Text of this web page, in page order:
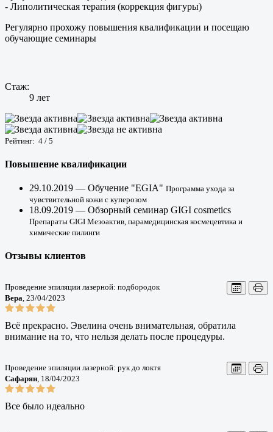
- Липолитическая терапия (коррекция фигуры)
Регулярно прохожу повышения квалификации и посещаю
обучающие семинары
Стаж:
9 лет
Рейтинг: 4 / 5
Повышение квалификации
29.10.2019 — Обучение "EGIA" Программа ухода за
чувствительной кожи с куперозом
18.09.2019 — Обзорный семинар GIGI cosmetics
Препараты GIGI Мезоактив, парамедицинская космецевтика и
химические пилинги
Отзывы клиентов
Проведение эпиляции лазерной: подбородок
Вера, 23/04/2023
Всё прекрасно. Эвелина очень внимательная, обратила
внимание на то, что нельзя делать после процедуры.
Проведение эпиляции лазерной: рук до локтя
Сафарян, 18/04/2023
Все было идеально